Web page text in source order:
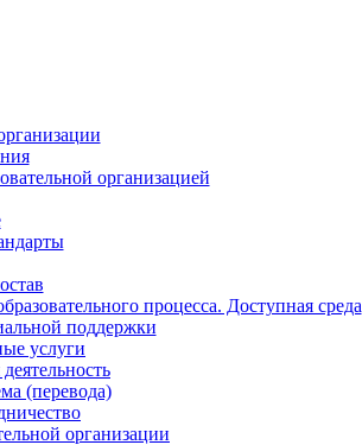
организацией
процесса. Доступная среда
поддержки
услуги
(перевода)
организации